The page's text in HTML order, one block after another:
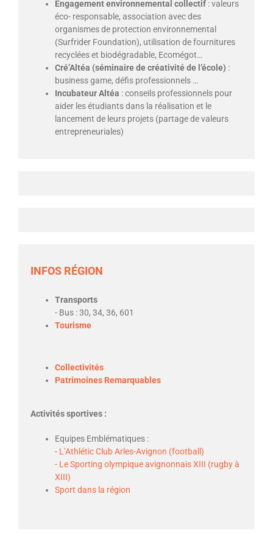
Engagement environnemental collectif : valeurs
éco- responsable, association avec des
organismes de protection environnemental
(Surfrider Foundation), utilisation de fournitures
recyclées et biodégradable, Ecomégot…
Cré’Altéa (séminaire de créativité de l’école) :
business game, défis professionnels …
Incubateur Altéa : conseils professionnels pour
aider les étudiants dans la réalisation et le
lancement de leurs projets (partage de valeurs
entrepreneuriales)
INFOS RÉGION
Transports
- Bus : 30, 34, 36, 601
Tourisme
Collectivités
Patrimoines Remarquables
Activités sportives :
Equipes Emblématiques :
- L’Athlétic Club Arles-Avignon (football)
- Le Sporting olympique avignonnais XIII (rugby à
XIII)
Sport dans la région